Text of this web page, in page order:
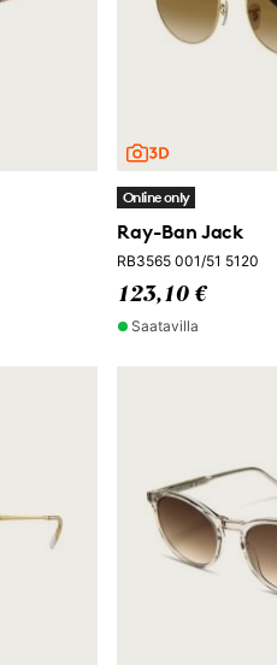
Online only
Ray-Ban Jack
RB3565 001/51 5120
123,10 €
Saatavilla